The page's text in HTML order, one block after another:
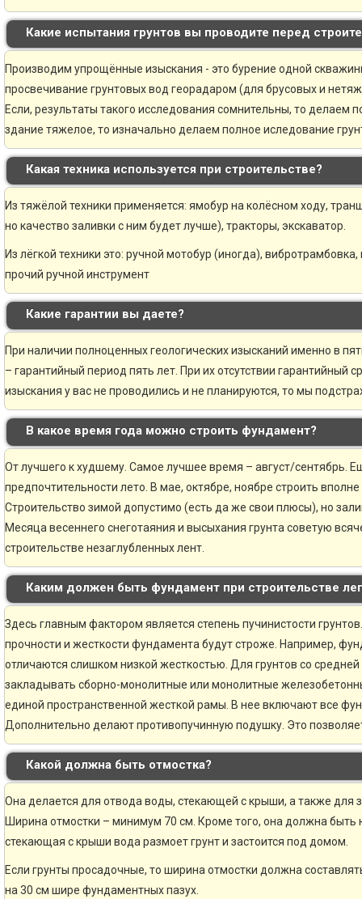
Какие испытания грунтов вы проводите перед
Производим упрощённые изыскания - это бурение одной
просвечивание грунтовых вод георадаром (для брусовых и
Если, результаты такого исследования сомнительны, то делаем
здание тяжелое, то изначально делаем полное иследование
Какая техника используется при строительстве?
Из тяжёлой техники применяется: ямобур на колёсном ходу,
но качество заливки с ним будет лучше), тракторы, экскаватор.
Из лёгкой техники это: ручной мотобур (иногда),
прочий ручной инструмент
Какие гарантии вы даете?
При наличии полноценных геологических изысканий именно в
– гарантийный период пять лет. При их отсутствии гарантийный
изыскания у вас не проводились и не планируются, то мы
В какое время года можно строить фундамент?
От лучшего к худшему. Самое лучшее время – август/сентябрь.
предпочтительности лето. В мае, октябре, ноябре строить
Строительство зимой допустимо (есть да же свои плюсы), но
Месяца весеннего снеготаяния и высыхания грунта советую
строительстве незаглубленных лент.
Каким должен быть фундамент при строительстве
Здесь главным фактором является степень пучинистости
прочности и жесткости фундамента будут строже. Например,
отличаются слишком низкой жесткостью. Для грунтов со
закладывать сборно-монолитные или монолитные
единой пространственной жесткой рамы. В нее включают все
Дополнительно делают противопучинную подушку. Это
Какой должна быть отмостка?
Она делается для отвода воды, стекающей с крыши, а также для
Ширина отмостки – минимум 70 см. Кроме того, она должна быть
стекающая с крыши вода размоет грунт и застоится под домом.
Если грунты просадочные, то ширина отмостки должна
на 30 см шире фундаментных пазух.